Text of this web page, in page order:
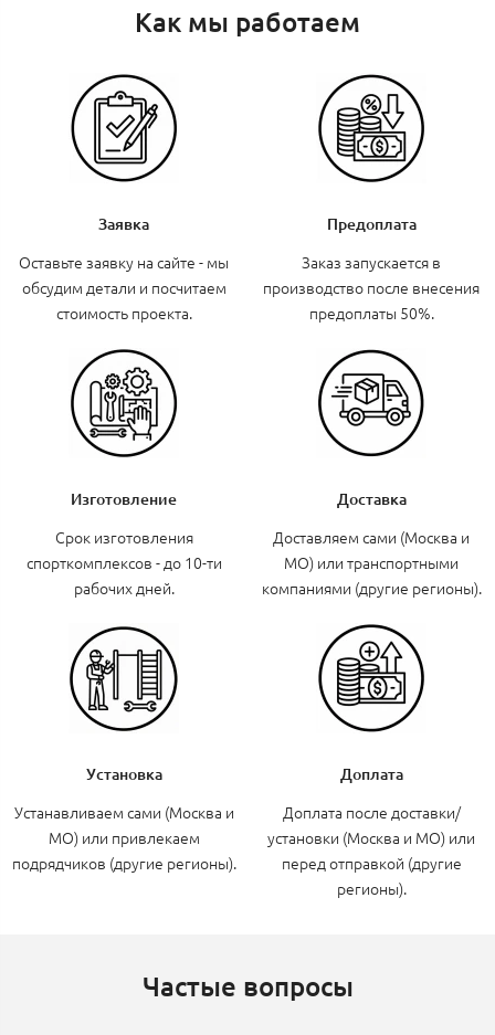
Как мы работаем
Заявка
Оставьте заявку на сайте - мы
обсудим детали и посчитаем
стоимость проекта.
Предоплата
Заказ запускается в
производство после внесения
предоплаты 50%.
Изготовление
Срок изготовления
спорткомплексов - до 10-ти
рабочих дней.
Доставка
Доставляем сами (Москва и
МО) или транспортными
компаниями (другие регионы).
Установка
Устанавливаем сами (Москва и
МО) или привлекаем
подрядчиков (другие регионы).
Доплата
Доплата после доставки/
установки (Москва и МО) или
перед отправкой (другие
регионы).
Частые вопросы